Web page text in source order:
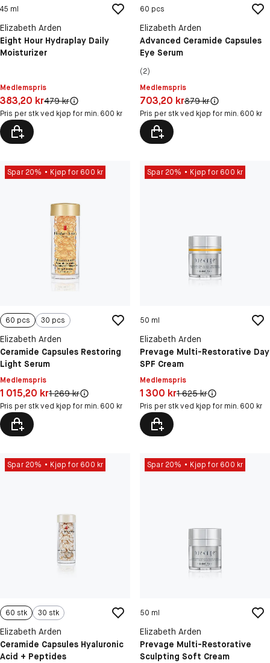
45 ml
Elizabeth Arden
Eight Hour Hydraplay Daily
Moisturizer
Medlemspris
Pris: 383,20 kr
383,20 krOriginal pris:
479 kr
Pris per stk ved kjøp for min. 600 kr
60 pcs
Elizabeth Arden
Advanced Ceramide Capsules
Eye Serum
(2)
Medlemspris
Pris: 703,20 kr
703,20 krOriginal pris:
879 kr
Pris per stk ved kjøp for min. 600 kr
Spar 20% Kjøp for 600 kr
60 pcs 30 pcs
Elizabeth Arden
Ceramide Capsules Restoring
Light Serum
Medlemspris
Pris: 1 015,20 kr
1 015,20 krOriginal pris:
1 269 kr
Pris per stk ved kjøp for min. 600 kr
Spar 20% Kjøp for 600 kr
50 ml
Elizabeth Arden
Prevage Multi-Restorative Day
SPF Cream
Medlemspris
Pris: 1 300 kr
1 300 krOriginal pris:
1 625 kr
Pris per stk ved kjøp for min. 600 kr
Spar 20% Kjøp for 600 kr
60 stk 30 stk
Elizabeth Arden
Ceramide Capsules Hyaluronic
Acid + Peptides
Spar 20% Kjøp for 600 kr
50 ml
Elizabeth Arden
Prevage Multi-Restorative
Sculpting Soft Cream